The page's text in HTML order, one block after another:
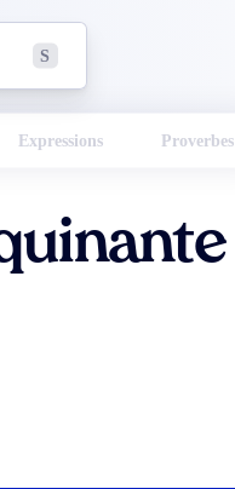
S
Expressions Proverbes